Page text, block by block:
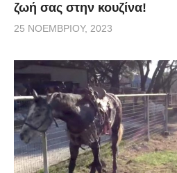
ζωή σας στην κουζίνα!
25 ΝΟΕΜΒΡΊΟΥ, 2023